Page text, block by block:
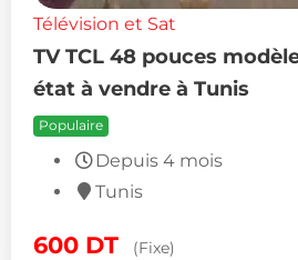
Télévision et Sat
TV TCL 48 pouces
état à vendre à Tunis
Populaire
Depuis 4 mois
Tunis
600 DT (Fixe)